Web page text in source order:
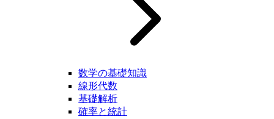
数学の基礎知識
線形代数
基礎解析
確率と統計